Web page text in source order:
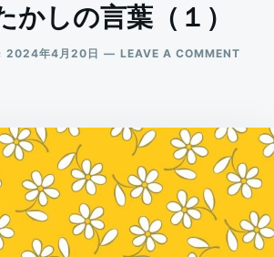
かしの言葉（１）
2024年4月20日 LEAVE A COMMENTON
か
の
言
葉
（１）